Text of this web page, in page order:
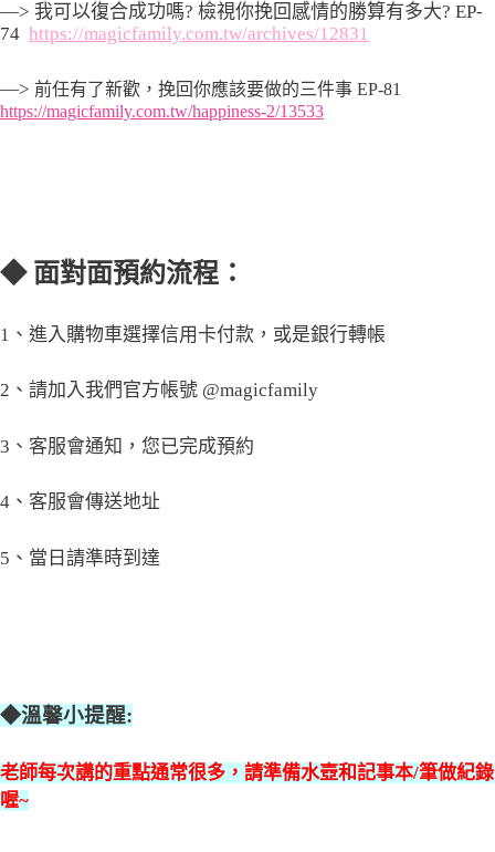
—> 我可以復合成功嗎? 檢視你挽回感情的勝算有多大? EP-
74 https://magicfamily.com.tw/archives/12831
—> 前任有了新歡，挽回你應該要做的三件事 EP-81
https://magicfamily.com.tw/happiness-2/13533
◆ 面對面預約流程：
1、進入購物車選擇信用卡付款，或是銀行轉帳
2、請加入我們官方帳號 @magicfamily
3、客服會通知，您已完成預約
4、客服會傳送地址
5、當日請準時到達
◆溫馨小提醒:
老師每次講的重點通常很多，請準備水壺和記事本/筆做紀錄
喔~